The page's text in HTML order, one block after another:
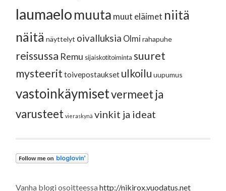
laumaelomuuta muut eläimet niitä
näitä näyttelyt oivalluksia Olmi rahapuhe
reissussa Remu sijaiskotitoiminta suuret
mysteerit toivepostaukset ulkoilu uupumus
vastoinkäymisetvermeet ja
varusteet vieraskynä vinkit ja ideat
Vanha blogi osoitteessahttp://nikirox.vuodatus.net